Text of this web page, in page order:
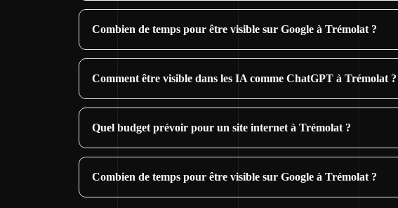
Combien de temps pour être visible sur Google à Trémolat ?
Comment être visible dans les IA comme ChatGPT à Trémolat ?
Quel budget prévoir pour un site internet à Trémolat ?
Combien de temps pour être visible sur Google à Trémolat ?